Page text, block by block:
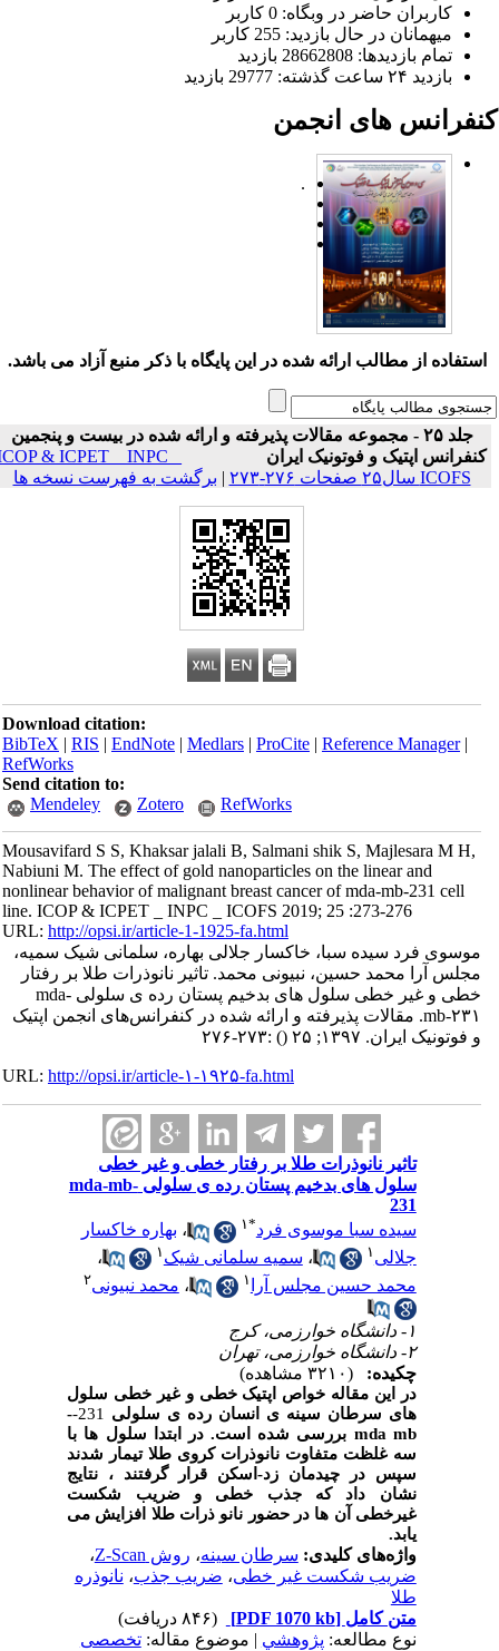
کاربران حاضر در وبگاه: 0 کاربر
میهمانان در حال بازدید: 255 کاربر
تمام بازدید‌ها: 28662808 بازدید
بازدید ۲۴ ساعت گذشته: 29777 بازدید
های انجمن
.
استفاده از مطالب ارائه شده در این پایگاه با ذکر منبع آزاد می باشد.
جلد ۲۵ - مجموعه مقالات پذیرفته و ارائه شده در بیست و پنجمین
کنفرانس اپتیک و فوتونیک ایران
ICOP & ICPET _ INPC _
ICOFS سال۲۵ صفحات ۲۷۶-۲۷۳
|برگشت به فهرست نسخه ها
Download citation:
BibTeX|RIS|EndNote|Medlars|ProCite|Reference Manager
RefWorks
Send citation to:
Mendeley
Zotero RefWorks
Mousavifard S S, Khaksar jalali B, Salmani shik S, Majlesara M H,
Nabiuni M. The effect of gold nanoparticles on the linear and
nonlinear behavior of malignant breast cancer of mda-mb-231 cell
line. ICOP & ICPET _ INPC _ ICOFS 2019; 25 :273-276
URL:http://opsi.ir/article-1-1925-fa.html
موسوی فرد سیده سبا، خاکسار جلالی بهاره، سلمانی شیک سمیه،
مجلس آرا محمد حسین، نبیونی محمد. تاثیر نانوذرات طلا بر رفتار
خطی و غیر خطی سلول های بدخیم پستان رده ی سلولی mda-
mb-۲۳۱. مقالات پذیرفته و ارائه شده در کنفرانس‌های انجمن اپتیک
و فوتونیک ایران. ۱۳۹۷; ۲۵
() :۲۷۳-۲۷۶
URL:http://opsi.ir/article-۱-۱۹۲۵-fa.html
تاثیر نانوذرات طلا بر رفتار خطی و غیر خطی
سلول های بدخیم پستان رده ی سلولی mda-mb-
231
سیده سبا موسوی فرد *۱ ،بهاره خاکسار
جلالی
،سمیه سلمانی شیک۱
،
محمد حسین مجلس آرا ۱ ،محمد نبیونی
چکیده:
در این مقاله خواص اپتیک خطی و غیر خطی سلول
های سرطان سینه ی انسان رده ی سلولی 231-
-
mb
mda بررسی شده است. در ابتدا سلول ها با
سه غلظت متفاوت نانوذرات کروی طلا تیمار شدند
سپس در چیدمان زد-اسکن قرار گرفتند ، نتایج
نشان داد که جذب خطی و ضریب شکست
غیرخطی آن ها در حضور نانو ذرات طلا افزایش می
یابد.
واژه‌های کلیدی:سرطان سینه،روش Z-Scan
،
ضریب شکست غیر خطی،ضریب جذب،نانوذره
طلا
متن کامل[PDF 1070 kb]
نوع مطالعه:پژوهشي| موضوع مقاله:تخصصی